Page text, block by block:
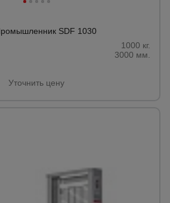
SDF 1030
1000 кг.
3000 мм.
Уточнить цену